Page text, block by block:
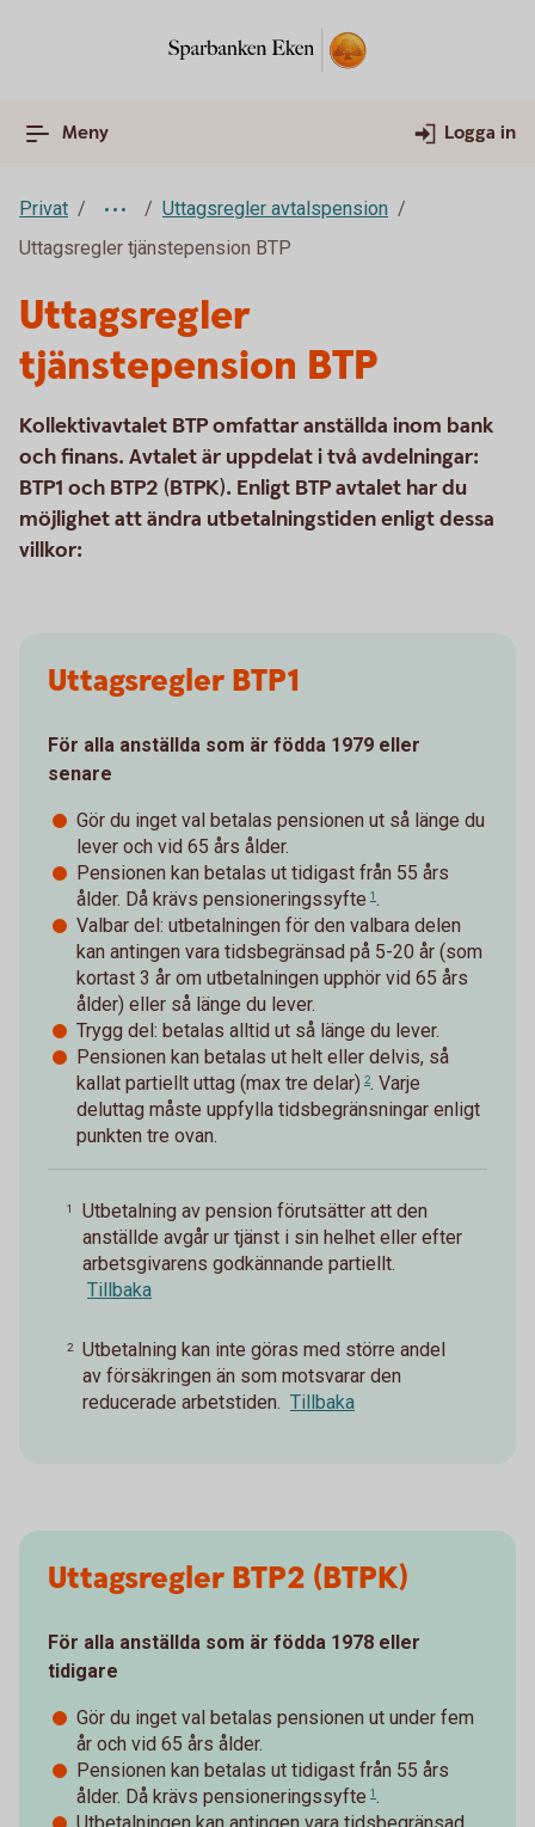
Meny Logga in
Privat
Uttagsregler avtalspension
Uttagsregler tjänstepension BTP
Uttagsregler
tjänstepension BTP
Kollektivavtalet BTP omfattar anställda inom bank
och finans. Avtalet är uppdelat i två avdelningar:
BTP1 och BTP2 (BTPK). Enligt BTP avtalet har du
möjlighet att ändra utbetalningstiden enligt dessa
villkor:
Uttagsregler BTP1
För alla anställda som är födda 1979 eller
senare
Gör du inget val betalas pensionen ut så länge du
lever och vid 65 års ålder.
Pensionen kan betalas ut tidigast från 55 års
ålder. Då krävs pensioneringssyfte 1.
Valbar del: utbetalningen för den valbara delen
kan antingen vara tidsbegränsad på 5-20 år (som
kortast 3 år om utbetalningen upphör vid 65 års
ålder) eller så länge du lever.
Trygg del: betalas alltid ut så länge du lever.
Pensionen kan betalas ut helt eller delvis, så
kallat partiellt uttag (max tre delar) 2. Varje
deluttag måste uppfylla tidsbegränsningar enligt
punkten tre ovan.
1
Utbetalning av pension förutsätter att den
anställde avgår ur tjänst i sin helhet eller efter
arbetsgivarens godkännande partiellt.
Tillbaka
2
Utbetalning kan inte göras med större andel
av försäkringen än som motsvarar den
reducerade arbetstiden. Tillbaka
Uttagsregler BTP2 (BTPK)
För alla anställda som är födda 1978 eller
tidigare
Gör du inget val betalas pensionen ut under fem
år och vid 65 års ålder.
Pensionen kan betalas ut tidigast från 55 års
ålder. Då krävs pensioneringssyfte 1.